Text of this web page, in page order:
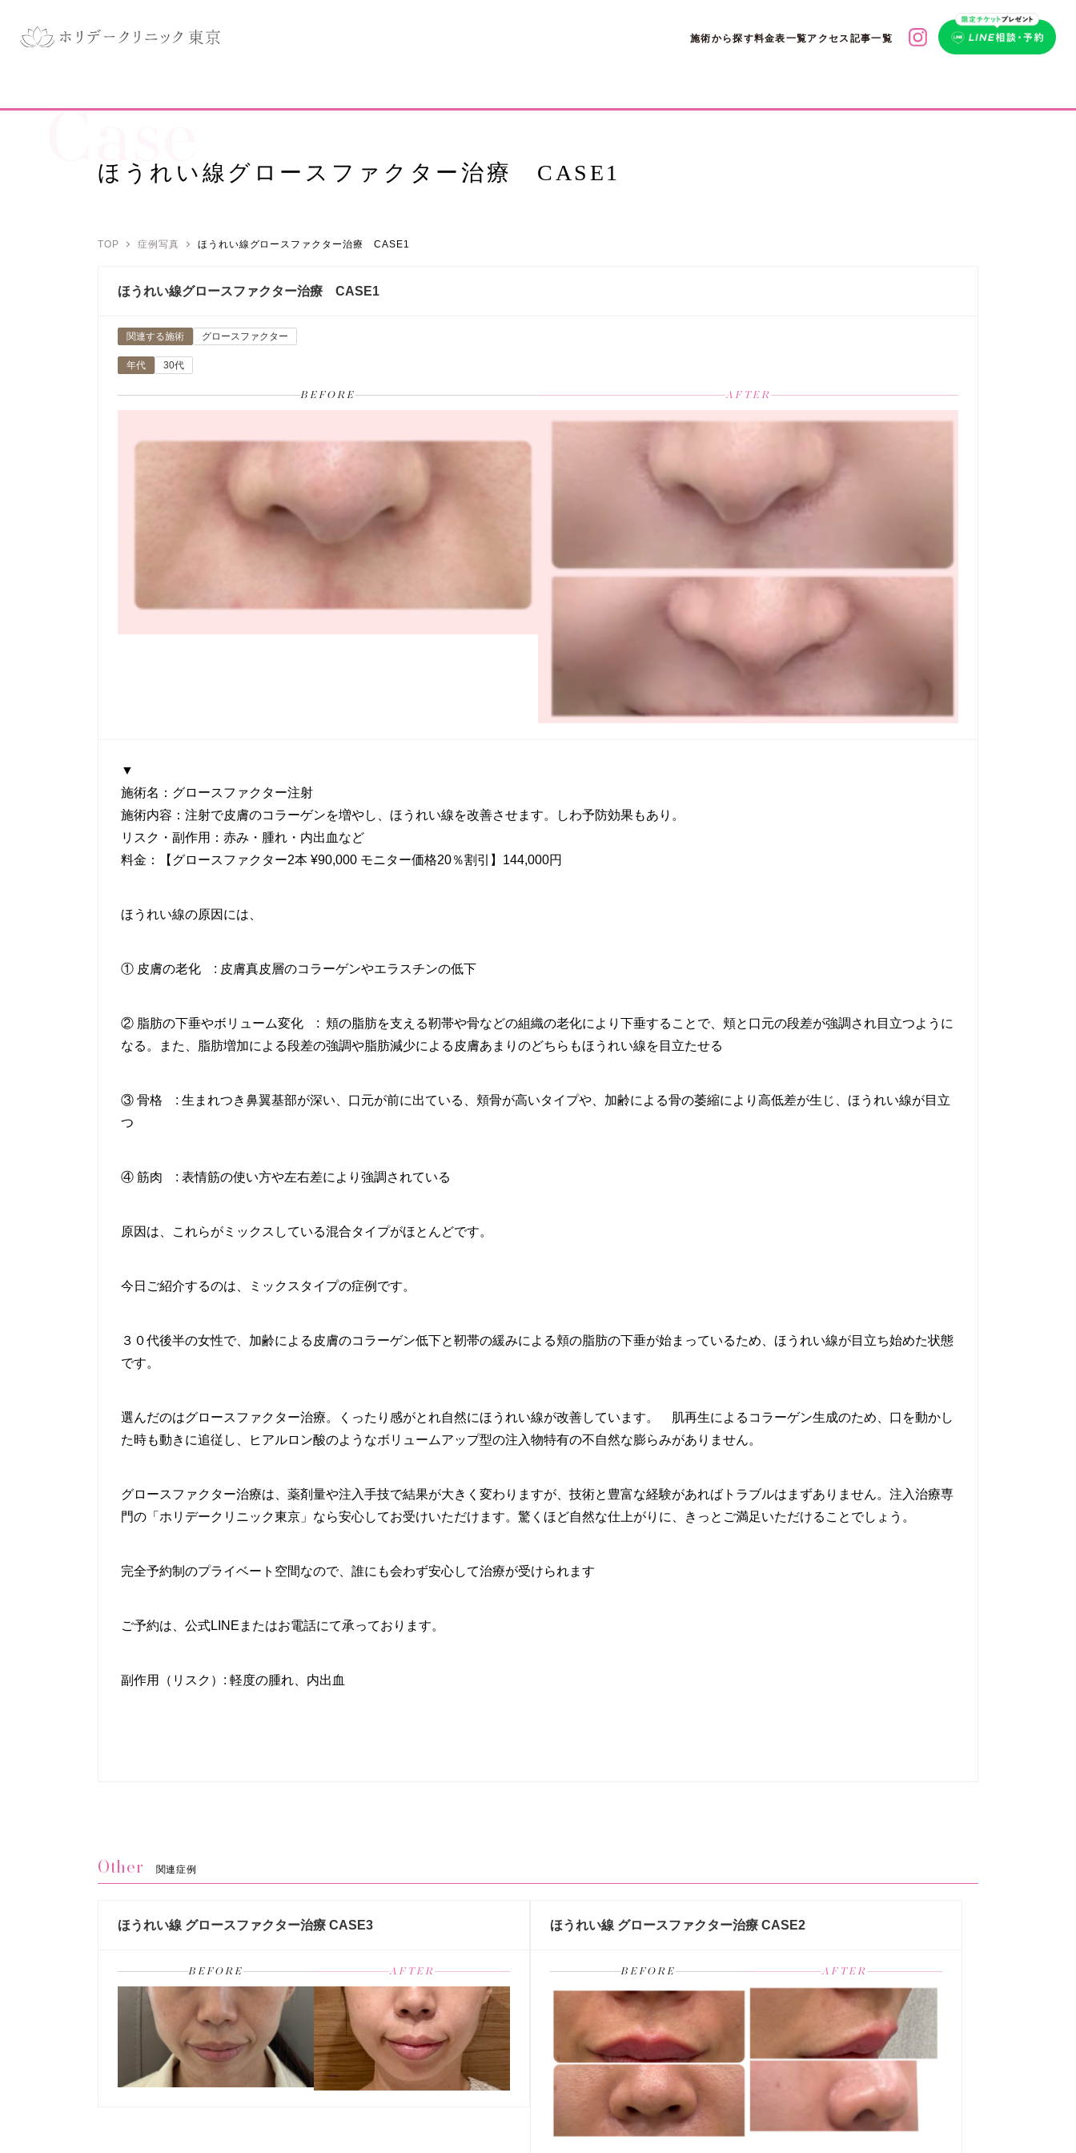
施術から探す料金表一覧アクセス 記事一覧
Case
ほうれい線グロースファクター治療 CASE1
TOP 症例写真 ほうれい線グロースファクター治療 CASE1
ほうれい線グロースファクター治療 CASE1
関連する施術 グロースファクター
年代 30代
BEFORE AFTER
▼
施術名：グロースファクター注射
施術内容：注射で皮膚のコラーゲンを増やし、ほうれい線を改善させます。しわ予防効果もあり。
リスク・副作用：赤み・腫れ・内出血など
料金：【グロースファクター2本 ¥90,000 モニター価格20％割引】144,000円
ほうれい線の原因には、
① 皮膚の老化 : 皮膚真皮層のコラーゲンやエラスチンの低下
② 脂肪の下垂やボリューム変化 : 頬の脂肪を支える靭帯や骨などの組織の老化により下垂することで、頬と口元の段差が強調され目立つように
なる。また、脂肪増加による段差の強調や脂肪減少による皮膚あまりのどちらもほうれい線を目立たせる
③ 骨格 : 生まれつき鼻翼基部が深い、口元が前に出ている、頬骨が高いタイプや、加齢による骨の萎縮により高低差が生じ、ほうれい線が目立
つ
④ 筋肉 : 表情筋の使い方や左右差により強調されている
原因は、これらがミックスしている混合タイプがほとんどです。
今日ご紹介するのは、ミックスタイプの症例です。
３０代後半の女性で、加齢による皮膚のコラーゲン低下と靭帯の緩みによる頬の脂肪の下垂が始まっているため、ほうれい線が目立ち始めた状態
です。
選んだのはグロースファクター治療。くったり感がとれ自然にほうれい線が改善しています。 肌再生によるコラーゲン生成のため、口を動かし
た時も動きに追従し、ヒアルロン酸のようなボリュームアップ型の注入物特有の不自然な膨らみがありません。
グロースファクター治療は、薬剤量や注入手技で結果が大きく変わりますが、技術と豊富な経験があればトラブルはまずありません。注入治療専
門の「ホリデークリニック東京」なら安心してお受けいただけます。驚くほど自然な仕上がりに、きっとご満足いただけることでしょう。
完全予約制のプライベート空間なので、誰にも会わず安心して治療が受けられます
ご予約は、公式LINEまたはお電話にて承っております。
副作用（リスク）: 軽度の腫れ、内出血
Other 関連症例
ほうれい線 グロースファクター治療 CASE3
BEFORE AFTER
ほうれい線 グロースファクター治療 CASE2
BEFORE AFTER